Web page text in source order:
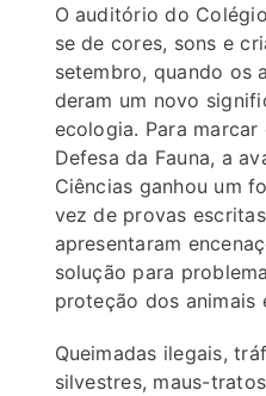
O auditório do
se de cores, sons e
setembro, quando os
deram um novo
ecologia. Para
Defesa da Fauna, a
Ciências ganhou um
vez de provas
apresentaram
solução para
proteção dos animais
Queimadas ilegais,
silvestres, maus-